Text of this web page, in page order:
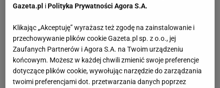
Gazeta.pl iPolityka Prywatności Agora S.A.
Klikając „Akceptuję” wyrażasz też zgodę na zainstalowanie i
przechowywanie plików cookie Gazeta.pl sp. z o.o., jej
Zaufanych Partnerów i Agora S.A. na Twoim urządzeniu
końcowym. Możesz w każdej chwili zmienić swoje preferencje
dotyczące plików cookie, wywołując narzędzie do zarządzania
twoimi preferencjami dot. przetwarzania danych poprzez